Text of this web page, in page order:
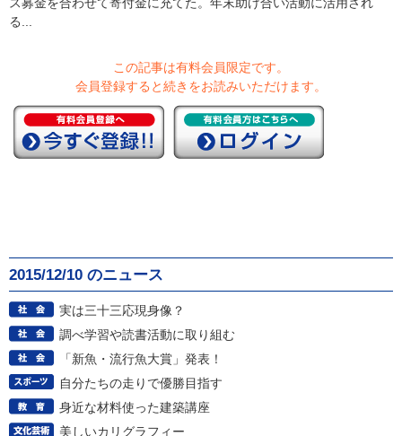
る...
この記事は有料会員限定です。
会員登録すると続きをお読みいただけます。
2015/12/10 のニュース
実は三十三応現身像？
調べ学習や読書活動に取り組む
「新魚・流行魚大賞」発表！
自分たちの走りで優勝目指す
身近な材料使った建築講座
美しいカリグラフィー